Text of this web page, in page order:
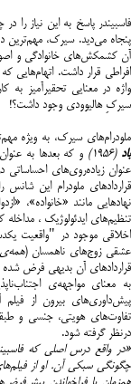
فاسبیندر پاسخ به این نیاز
پنجاه می‌دید. سیرک، مهم‌ترین
آن کشمکش‌های خانوادگی و اصول
افراطی قرار داشت. اتهام‌هایی
واژه در معنایی تحقیرآمیز
سیرکِ هالیوودی وجود داشت؟!
ملودرام‌های سیرک، به ویژه‌
باد (1956)
و که بعدها به
عنوان زیاده‌روی‌های احساساتی
قراردادهای ملودرام این
نهادهایی مانند «خانواده»،
تنظیم‌های ایدئولوژیک ،
اخلاقی موجود در "واقعیت
عشقی زوج‌های ناهمسان (
قراردادهای آن بدیهی فرض
به معنای مواجهه‌ی
پیش‌داوری‌های بیرون از
تفاوت‌های هویتی، جنسی و
درنظر گرفته شود.
«در واقع درس اصلی که
چگونگی سبکی آن. او از